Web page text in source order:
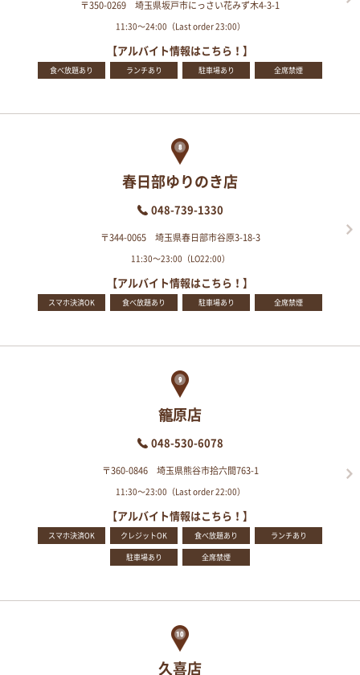
〒350-0269 埼玉県坂戸市にっさい花みず木4-3-1
11:30～24:00（Last order 23:00）
【アルバイト情報はこちら！】
食べ放題あり ランチあり 駐車場あり 全席禁煙
春日部ゆりのき店
048-739-1330
〒344-0065 埼玉県春日部市谷原3-18-3
11:30～23:00（LO22:00）
【アルバイト情報はこちら！】
スマホ決済OK 食べ放題あり 駐車場あり 全席禁煙
籠原店
048-530-6078
〒360-0846 埼玉県熊谷市拾六間763-1
11:30～23:00（Last order 22:00）
【アルバイト情報はこちら！】
スマホ決済OK クレジットOK 食べ放題あり ランチあり
駐車場あり 全席禁煙
久喜店